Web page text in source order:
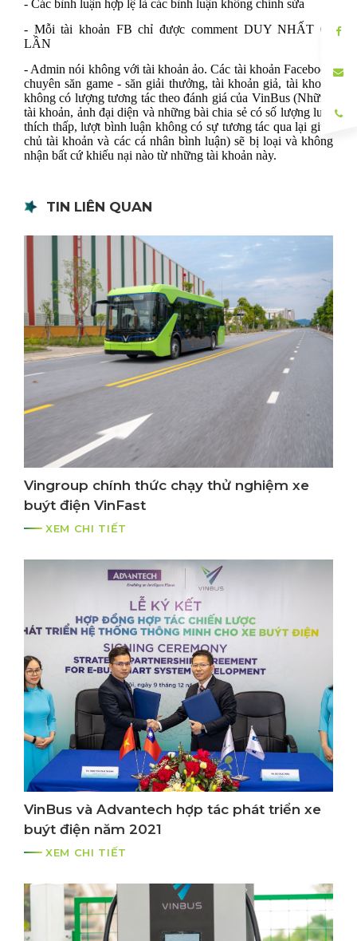
- Các bình luận hợp lệ là các bình luận không chỉnh sửa
- Mỗi tài khoản FB chỉ được comment DUY NHẤT 01
LẦN
- Admin nói không với tài khoản ảo. Các tài khoản Facebook
chuyên săn game - săn giải thưởng, tài khoản giả, tài khoản
không có lượng tương tác theo đánh giá của VinBus (Những
tài khoản, ảnh đại diện và những bài chia sẻ có số lượng lượt
thích thấp, lượt bình luận không có sự tương tác qua lại giữa
chủ tài khoản và các cá nhân bình luận) sẽ bị loại và không
nhận bất cứ khiếu nại nào từ những tài khoản này.
TIN LIÊN QUAN
Vingroup chính thức chạy thử nghiệm xe
buýt điện VinFast
XEM CHI TIẾT
VinBus và Advantech hợp tác phát triển xe
buýt điện năm 2021
XEM CHI TIẾT